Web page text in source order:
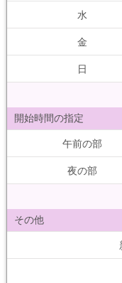
水
金
日
開始時間の指定
午前の部
夜の部
その他